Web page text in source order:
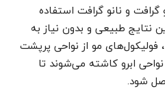
و نانو گرافت استفاده
طبیعی و بدون نیاز به
مو از نواحی پرپشت
ابرو کاشته می‌شوند تا
شود.